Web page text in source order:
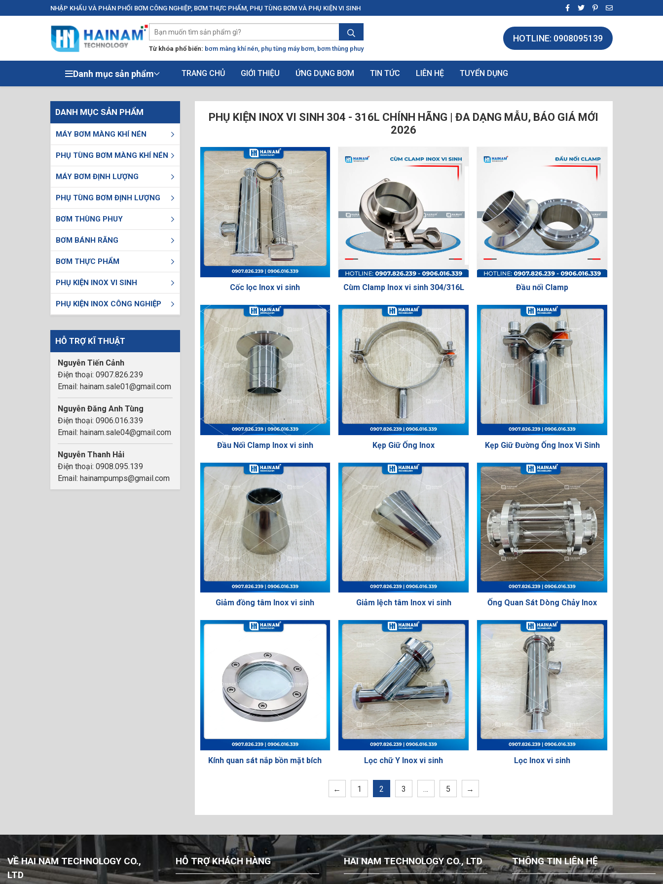
NHẬP KHẨU VÀ PHÂN PHỐI BƠM CÔNG NGHIỆP, BƠM THỰC PHẨM, PHỤ TÙNG BƠM VÀ PHỤ KIỆN VI SINH
Từ khóa phổ biến: bơm màng khí nén phụ tùng máy bơm bơm thùng phuy
HOTLINE: 0908095139
Danh mục sản phẩm TRANG CHỦ GIỚI THIỆU ỨNG DỤNG BƠM TIN TỨC LIÊN HỆ TUYỂN DỤNG
DANH MỤC SẢN PHẨM
MÁY BƠM MÀNG KHÍ NÉN
PHỤ TÙNG BƠM MÀNG KHÍ NÉN
MÁY BƠM ĐỊNH LƯỢNG
PHỤ TÙNG BƠM ĐỊNH LƯỢNG
BƠM THÙNG PHUY
BƠM BÁNH RĂNG
BƠM THỰC PHẨM
PHỤ KIỆN INOX VI SINH
PHỤ KIỆN INOX CÔNG NGHIỆP
HỖ TRỢ KĨ THUẬT
Nguyễn Tiến Cảnh
Điện thoại: 0907.826.239
Email: hainam.sale01@gmail.com
Nguyễn Đăng Anh Tùng
Điện thoại: 0906.016.339
Email: hainam.sale04@gmail.com
Nguyễn Thanh Hải
Điện thoại: 0908.095.139
Email: hainampumps@gmail.com
PHỤ KIỆN INOX VI SINH 304 - 316L CHÍNH HÃNG | ĐA DẠNG MẪU, BÁO GIÁ MỚI
2026
Cốc lọc Inox vi sinh Cùm Clamp Inox vi sinh 304/316L Đầu nối Clamp
Đầu Nối Clamp Inox vi sinh Kẹp Giữ Ống Inox Kẹp Giữ Đường Ống Inox Vi Sinh
Giảm đồng tâm Inox vi sinh Giảm lệch tâm Inox vi sinh Ống Quan Sát Dòng Chảy Inox
Kính quan sát nắp bồn mặt bích Lọc chữ Y Inox vi sinh Lọc Inox vi sinh
← 1 2 3 … 5 →
VỀ HAI NAM TECHNOLOGY CO.,
LTD
HỖ TRỢ KHÁCH HÀNG HAI NAM TECHNOLOGY CO., LTD THÔNG TIN LIÊN HỆ